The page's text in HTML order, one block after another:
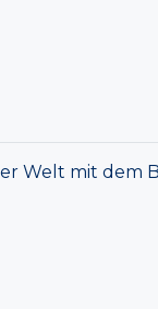
Welt mit dem